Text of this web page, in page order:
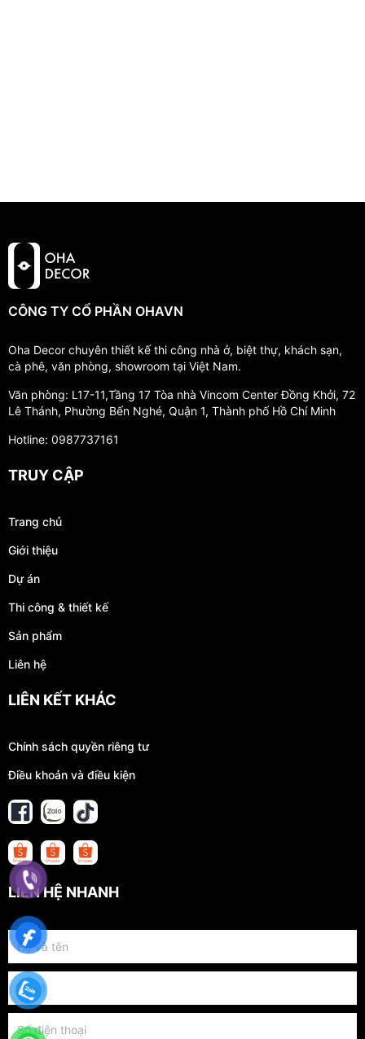
CÔNG TY CỔ PHẦN OHAVN
Oha Decor chuyên thiết kế thi công nhà ở, biệt thự, khách sạn,
cà phê, văn phòng, showroom tại Việt Nam.
Văn phòng: L17-11,Tầng 17 Tòa nhà Vincom Center Đồng Khởi, 72
Lê Thánh, Phường Bến Nghé, Quận 1, Thành phố Hồ Chí Minh
Hotline: 0987737161
TRUY CẬP
Trang chủ
Giới thiệu
Dự án
Thi công & thiết kế
Sản phẩm
Liên hệ
LIÊN KẾT KHÁC
Chính sách quyền riêng tư
Điều khoản và điều kiện
LIÊN HỆ NHANH